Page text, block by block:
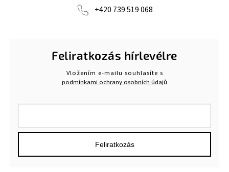
+420 739 519 068
Feliratkozás hírlevélre
Vložením e-mailu souhlasíte s
podmínkami ochrany osobních údajů
Feliratkozás